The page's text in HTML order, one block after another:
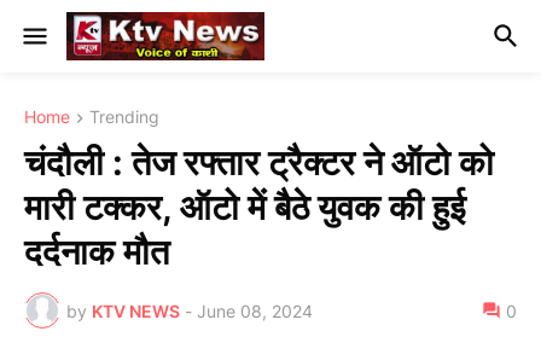
Home Trending
चंदौली : तेज रफ्तार ट्रैक्टर ने ऑटो को
मारी टक्कर, ऑटो में बैठे युवक की हुई
दर्दनाक मौत
by KTV NEWS - June 08, 2024 0